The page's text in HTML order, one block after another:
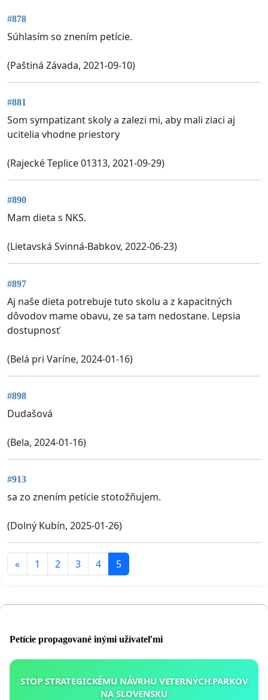
#878
Súhlasím so znením petície.
(Paštiná Závada, 2021-09-10)
#881
Som sympatizant skoly a zalezi mi, aby mali ziaci aj
ucitelia vhodne priestory
(Rajecké Teplice 01313, 2021-09-29)
#890
Mam dieta s NKS.
(Lietavská Svinná-Babkov, 2022-06-23)
#897
Aj naše dieta potrebuje tuto skolu a z kapacitných
dôvodov mame obavu, ze sa tam nedostane. Lepsia
dostupnosť
(Belá pri Varíne, 2024-01-16)
#898
Dudašová
(Bela, 2024-01-16)
#913
sa zo znením petície stotožňujem.
(Dolný Kubín, 2025-01-26)
« 1 2 3 4 5
Petície propagované inými užívateľmi
STOP STRATEGICKÉMU NÁVRHU VETERNÝCH PARKOV
NA SLOVENSKU